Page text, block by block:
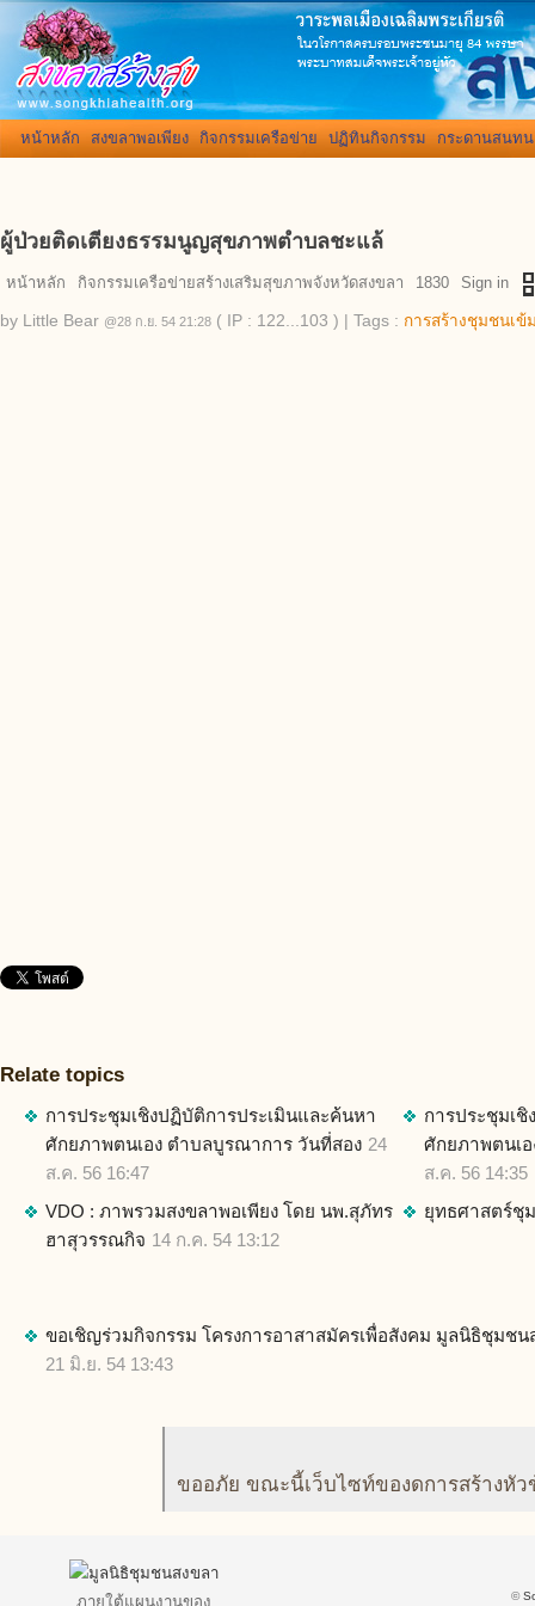
หน้าหลัก สงขลาพอเพียง กิจกรรมเครือข่าย ปฏิทินกิจกรรม กระดานสนท
ผู้ป่วยติดเตียงธรรมนูญสุขภาพตำบลชะแล้
หน้าหลัก กิจกรรมเครือข่ายสร้างเสริมสุขภาพจังหวัดสงขลา 1830 Sign in
by Little Bear @28 ก.ย. 54 21:28 ( IP : 122...103 ) Tags : การสร้างชุมชนเข้
Relate topics
การประชุมเชิงปฏิบัติการประเมินและค้นหา
ศักยภาพตนเอง ตำบลบูรณาการ วันที่สอง 24
ส.ค. 56 16:47
การประชุมเ
ศักยภาพตนเ
ส.ค. 56 14:35
VDO : ภาพรวมสงขลาพอเพียง โดย นพ.สุภัทร
ฮาสุวรรณกิจ 14 ก.ค. 54 13:12
ยุทธศาสตร์ชุ
ขอเชิญร่วมกิจกรรม โครงการอาสาสมัครเพื่อสังคม มูลนิธิชุมชน
21 มิ.ย. 54 13:43
ขออภัย ขณะนี้เว็บไซท์ของดการสร้างหั
ภายใต้แผนงานของ ©